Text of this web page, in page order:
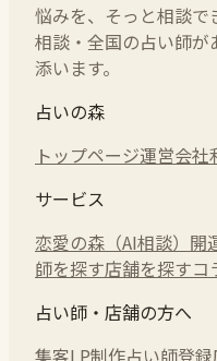
悩みを、そっと相談で
相談・全国の占い師が
添います。
占いの森
トップページ運営会社
サービス
恋愛の森（AI相談） 開
師を探す店舗を探すコ
占い師・店舗の方へ
集客LP制作占い師登録